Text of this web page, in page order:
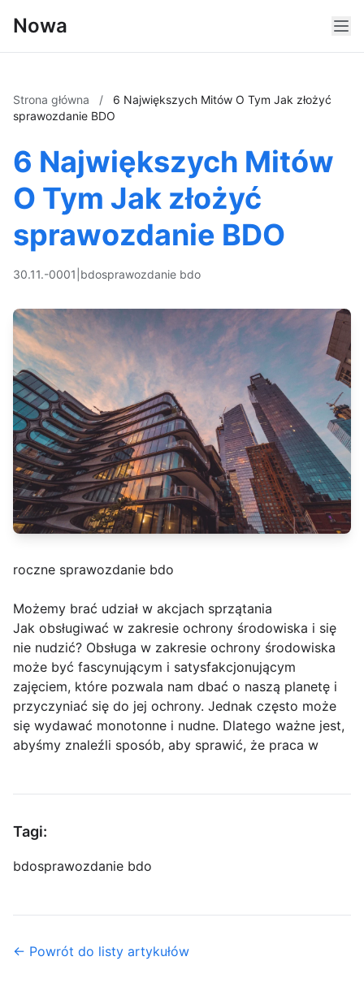
Nowa
Strona główna /
6 Największych Mitów O Tym Jak złożyć
sprawozdanie BDO
6 Największych Mitów
O Tym Jak złożyć
sprawozdanie BDO
30.11.-0001 bdosprawozdanie bdo
roczne sprawozdanie bdo
Możemy brać udział w akcjach sprzątania
Jak obsługiwać w zakresie ochrony środowiska i się
nie nudzić? Obsługa w zakresie ochrony środowiska
może być fascynującym i satysfakcjonującym
zajęciem, które pozwala nam dbać o naszą planetę i
przyczyniać się do jej ochrony. Jednak często może
się wydawać monotonne i nudne. Dlatego ważne jest,
abyśmy znaleźli sposób, aby sprawić, że praca w
Tagi:
bdosprawozdanie bdo
← Powrót do listy artykułów